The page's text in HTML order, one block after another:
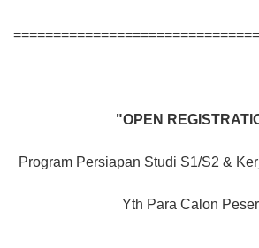
"OPEN
Program Persiapan Studi S1/S2 &
Yth Para Calon